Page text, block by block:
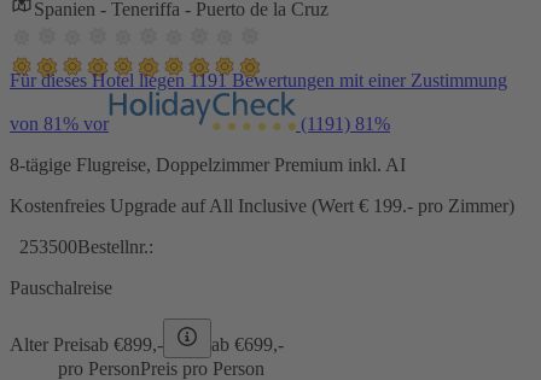
Spanien - Teneriffa - Puerto de la Cruz
Für dieses Hotel liegen 1191 Bewertungen mit einer Zustimmung
von 81% vor (1191) 81%
8-tägige Flugreise, Doppelzimmer Premium inkl. AI
Kostenfreies Upgrade auf All Inclusive (Wert € 199.- pro Zimmer)
253500Bestellnr.:
Pauschalreise
Alter Preisab €899,- ab €699,-
pro PersonPreis pro Person